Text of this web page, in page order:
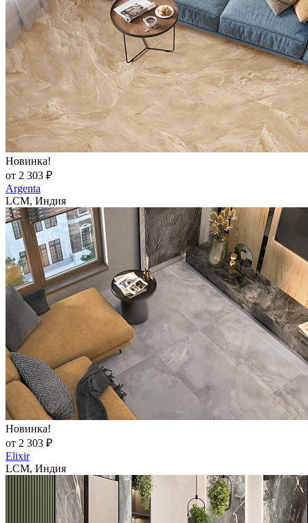
Новинка!
от 2 303 ₽
Argenta
LCM, Индия
Новинка!
от 2 303 ₽
Elixir
LCM, Индия